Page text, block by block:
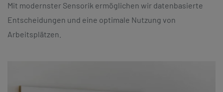
Mit modernster Sensorik ermöglichen wir datenbasierte
Entscheidungen und eine optimale Nutzung von
Arbeitsplätzen.